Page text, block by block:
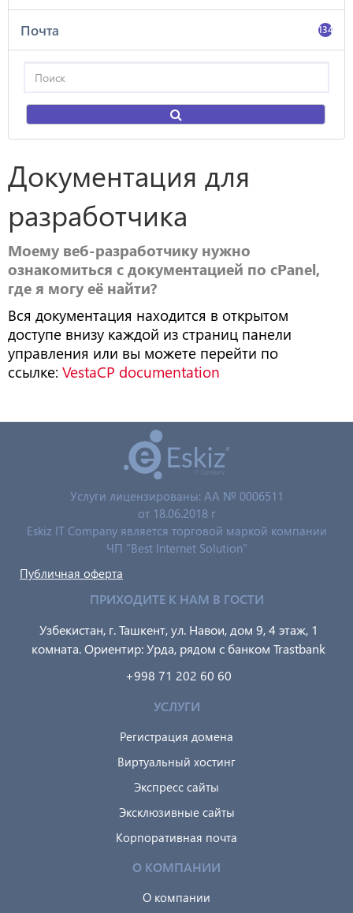
Почта 134
Документация для
разработчика
Моему веб-разработчику нужно
ознакомиться с документацией по cPanel,
где я могу её найти?
Вся документация находится в открытом
доступе внизу каждой из страниц панели
управления или вы можете перейти по
ссылке: VestaCP documentation
Услуги лицензированы: AA № 0006511
от 18.06.2018 г
Eskiz IT Company является торговой маркой компании
ЧП "Best Internet Solution"
Публичная оферта
ПРИХОДИТЕ К НАМ В ГОСТИ
Узбекистан, г. Ташкент, ул. Навои, дом 9, 4 этаж, 1
комната. Ориентир: Урда, рядом с банком Trastbank
+998 71 202 60 60
УСЛУГИ
Регистрация домена
Виртуальный хостинг
Экспресс сайты
Эксклюзивные сайты
Корпоративная почта
О КОМПАНИИ
О компании